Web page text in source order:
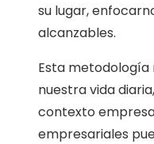
su lugar,
alcanzables.
Esta metodología
nuestra vida
contexto
empresariales